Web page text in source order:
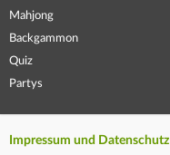
Mahjong
Backgammon
Quiz
Partys
Impressum und Datenschutz